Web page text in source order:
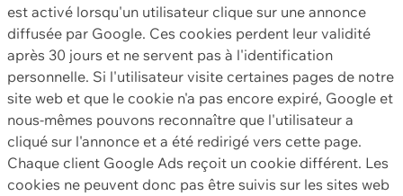
est activé lorsqu'un utilisateur clique sur une annonce
diffusée par Google. Ces cookies perdent leur validité
après 30 jours et ne servent pas à l'identification
personnelle. Si l'utilisateur visite certaines pages de notre
site web et que le cookie n'a pas encore expiré, Google et
nous-mêmes pouvons reconnaître que l'utilisateur a
cliqué sur l'annonce et a été redirigé vers cette page.
Chaque client Google Ads reçoit un cookie différent. Les
cookies ne peuvent donc pas être suivis sur les sites web